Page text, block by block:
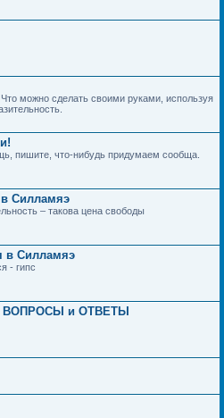
можно сделать своими руками, используя
пишите, что-нибудь придумаем сообща.
в Силламяэ
– такова цена свободы
в Силламяэ
- гипс
- ВОПРОСЫ и ОТВЕТЫ